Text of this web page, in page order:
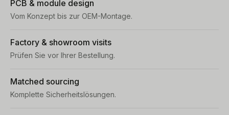
PCB & module design
Vom Konzept bis zur OEM-Montage.
Factory & showroom visits
Prüfen Sie vor Ihrer Bestellung.
Matched sourcing
Komplette Sicherheitslösungen.